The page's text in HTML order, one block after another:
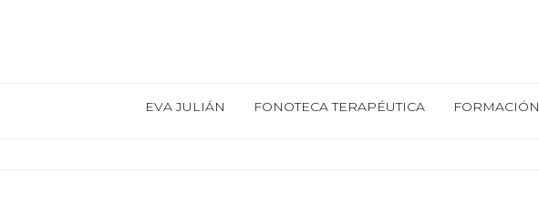
EVA JULIÁN FONOTECA TERAPÉUTICA FORMACIÓN